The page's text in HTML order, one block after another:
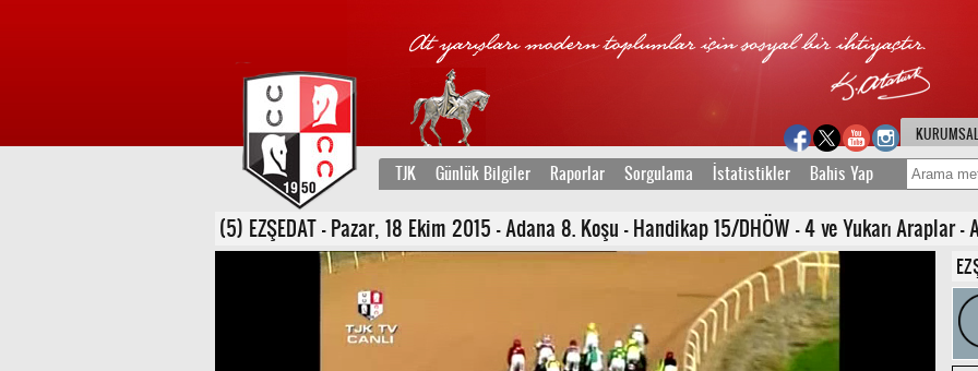
KURUMSAL
TJK Günlük Bilgiler Raporlar Sorgulama İstatistikler Bahis Yap
(5) EZŞEDAT - Pazar, 18 Ekim 2015 - Adana 8. Koşu - Handikap 15/DHÖW - 4 ve Yukarı Araplar -